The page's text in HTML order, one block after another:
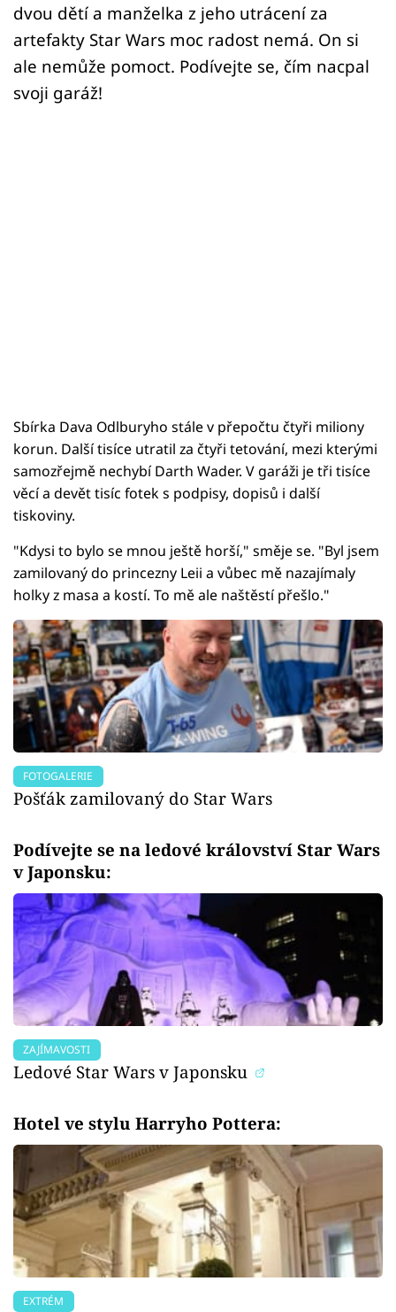
dvou dětí a manželka z jeho utrácení za
artefakty Star Wars moc radost nemá. On si
ale nemůže pomoct. Podívejte se, čím nacpal
svoji garáž!
Sbírka Dava Odlburyho stále v přepočtu čtyři miliony
korun. Další tisíce utratil za čtyři tetování, mezi kterými
samozřejmě nechybí Darth Wader. V garáži je tři tisíce
věcí a devět tisíc fotek s podpisy, dopisů i další
tiskoviny.
"Kdysi to bylo se mnou ještě horší," směje se. "Byl jsem
zamilovaný do princezny Leii a vůbec mě nazajímaly
holky z masa a kostí. To mě ale naštěstí přešlo."
FOTOGALERIE
Pošťák zamilovaný do Star Wars
Podívejte se na ledové království Star Wars
v Japonsku:
ZAJÍMAVOSTI
Ledové Star Wars v Japonsku
Hotel ve stylu Harryho Pottera:
EXTRÉM